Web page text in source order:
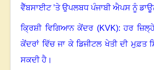
ਵੈੱਬਸਾਈਟ ’ਤੇ ਉਪਲਬਧ ਪੰਜਾਬੀ ਐਪਸ ਨੂੰ
ਕ੍ਰਿਸ਼ੀ ਵਿਗਿਆਨ ਕੇਂਦਰ (KVK):ਹਰ
ਕੇਂਦਰਾਂ ਵਿੱਚ ਜਾ ਕੇ ਡਿਜੀਟਲ ਖੇਤੀ ਦੀ ਮੁਫ਼ਤ
ਸਕਦੀ ਹੈ ।